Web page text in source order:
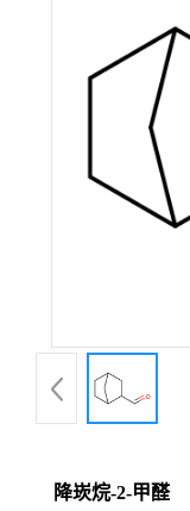
降崁烷-2-甲醛